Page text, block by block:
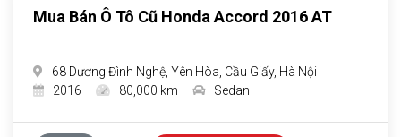
Mua Bán Ô Tô Cũ Honda Accord 2016 AT
68 Dương Đình Nghệ, Yên Hòa, Cầu Giấy, Hà Nội
2016
80,000 km Sedan